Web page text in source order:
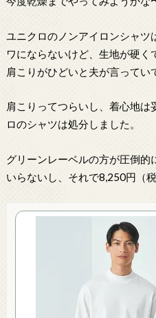
ユニクロのノンアイロンシャツ
ワにならないけど、生地が硬く
肩こりがひどいと夫が言ってい
肩こりってつらいし、着心地は
ロのシャツは処分しました。
グリーンレーベルの方が圧倒的
いらないし、それで8,250円（